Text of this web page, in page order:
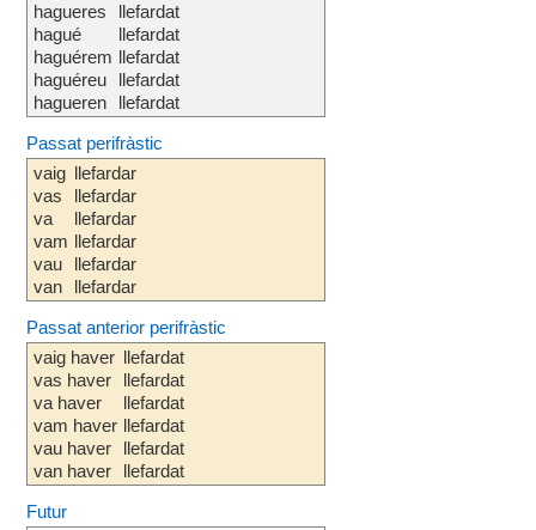
hagueres
hagué
haguérem
haguéreu
hagueren
llefardat
llefardat
llefardat
llefardat
llefardat
Passat perifràstic
vaig
vas
va
vam
vau
van
llefardar
llefardar
llefardar
llefardar
llefardar
llefardar
Passat anterior perifràstic
vaig haver
vas haver
va haver
vam haver
vau haver
van haver
llefardat
llefardat
llefardat
llefardat
llefardat
llefardat
Futur